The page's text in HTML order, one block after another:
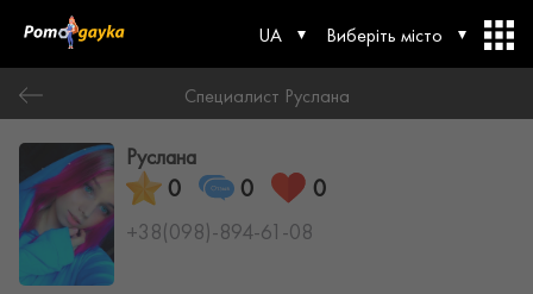
UA Виберіть місто
Специалист Руслана
Руслана
0 0 0
+38(098)-894-61-08